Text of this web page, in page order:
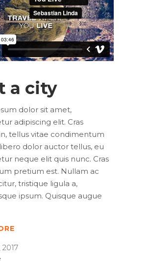
a city
dolor sit amet,
adipiscing elit. Cras
tellus vitae condimentum
dolor auctor tellus, eu
neque elit quis nunc. Cras
pretium est. Nullam ac
tristique ligula a,
ipsum. Quisque augue